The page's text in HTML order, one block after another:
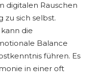
digitalen Rauschen
zu sich selbst.
die
Balance
führen. Es
in einer oft